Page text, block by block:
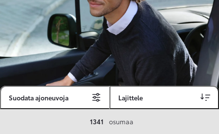
Suodata ajoneuvoja Lajittele
1341 osumaa